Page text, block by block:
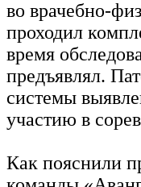
во врачебно-
проходил
время
предъявлял.
системы
участию в
Как пояснили